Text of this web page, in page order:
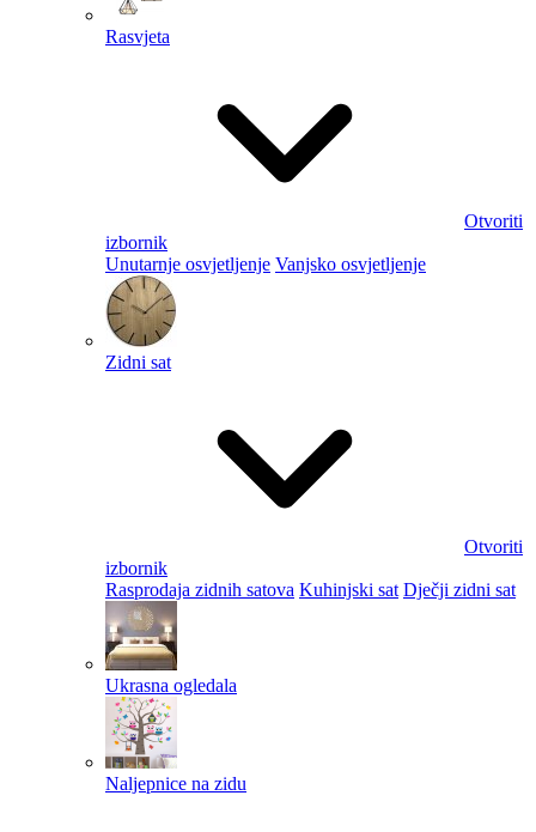
Rasvjeta
Otvoriti
izbornik
Unutarnje osvjetljenje Vanjsko osvjetljenje
Zidni sat
Otvoriti
izbornik
Rasprodaja zidnih satova Kuhinjski sat Dječji zidni sat
Ukrasna ogledala
Naljepnice na zidu